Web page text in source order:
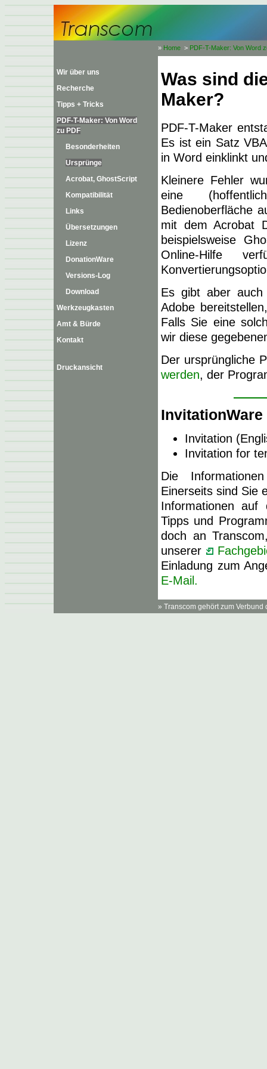
» Home > PDF-T-Maker: Von Word
Wir über uns
Recherche
Tipps + Tricks
PDF-T-Maker: Von Word
zu PDF
Besonderheiten
Ursprünge
Acrobat, GhostScript
Kompatibilität
Links
Übersetzungen
Lizenz
DonationWare
Versions-Log
Download
Werkzeugkasten
Amt & Bürde
Kontakt
Druckansicht
Was sind
Maker?
PDF-T-Maker
Es ist ein Satz
in Word einklinkt
Kleinere Fehler
eine
Bedienoberfläche
mit dem Acrobat
beispielsweise
Online-Hilfe
Es gibt aber auch
Adobe
Falls Sie eine
wir diese
Der ursprüngliche
werden, der
InvitationWare
Invitation
Invitation for
Die
Einerseits sind Sie
Informationen
Tipps und
doch an
unserer
Einladung zum
E-Mail.
» Transcom gehört zum Verbund